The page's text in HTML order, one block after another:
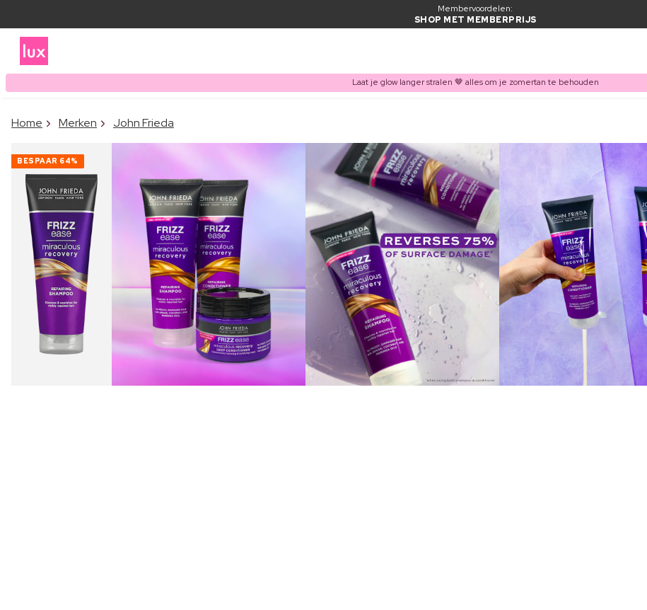
Membervoordelen:
SHOP MET MEMBERPRIJS
Laat je glow langer stralen 🤎 alles om je zomertan te behouden
Home Merken John Frieda
BESPAAR 64%